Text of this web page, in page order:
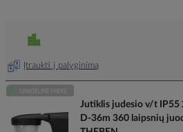
Įtraukti į palyginimą
Jutiklis judesio v/t IP55
D-36m 360 laipsnių